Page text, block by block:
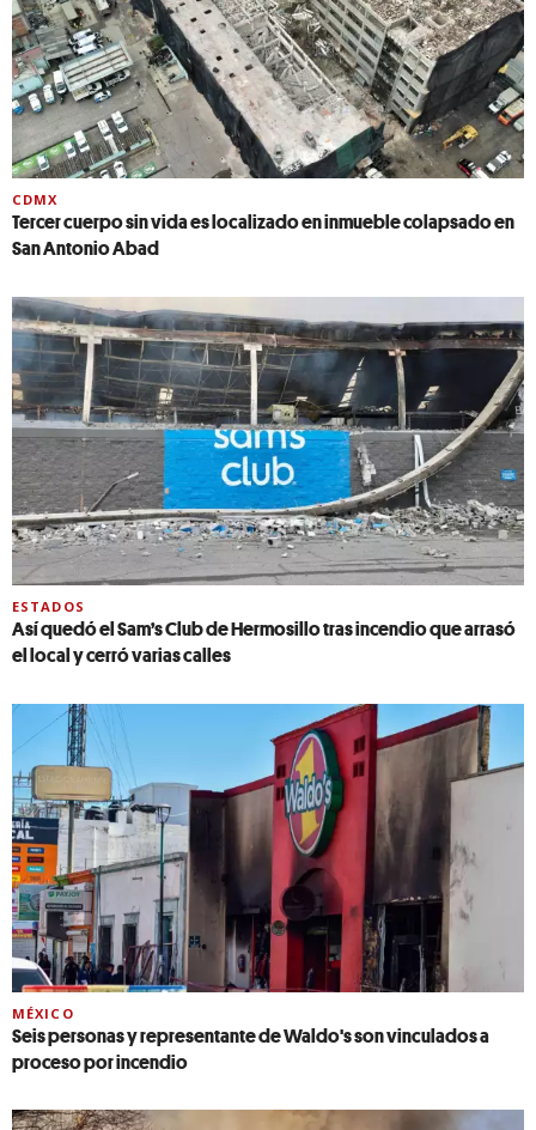
CDMX
Tercer cuerpo sin vida es localizado en inmueble colapsado en
San Antonio Abad
ESTADOS
Así quedó el Sam’s Club de Hermosillo tras incendio que arrasó
el local y cerró varias calles
MÉXICO
Seis personas y representante de Waldo's son vinculados a
proceso por incendio